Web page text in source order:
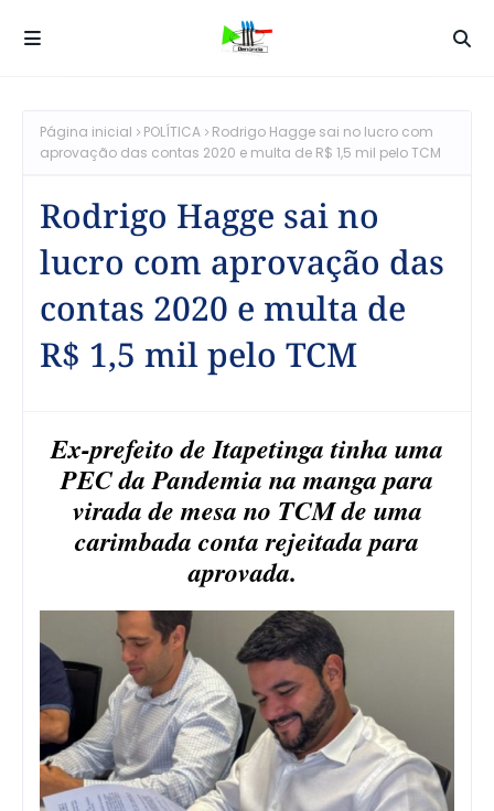
Página inicial POLÍTICA
Rodrigo Hagge sai no lucro com
aprovação das contas 2020 e multa de R$ 1,5 mil pelo TCM
Rodrigo Hagge sai no
lucro com aprovação das
contas 2020 e multa de
R$ 1,5 mil pelo TCM
Ex-prefeito de Itapetinga tinha uma
PEC da Pandemia na manga para
virada de mesa no TCM de uma
carimbada conta rejeitada para
aprovada.